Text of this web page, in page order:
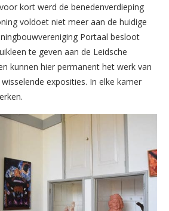
kort werd de benedenverdieping
voldoet niet meer aan de huidige
Portaal besloot
te geven aan de Leidsche
kunnen hier permanent het werk van
exposities. In elke kamer